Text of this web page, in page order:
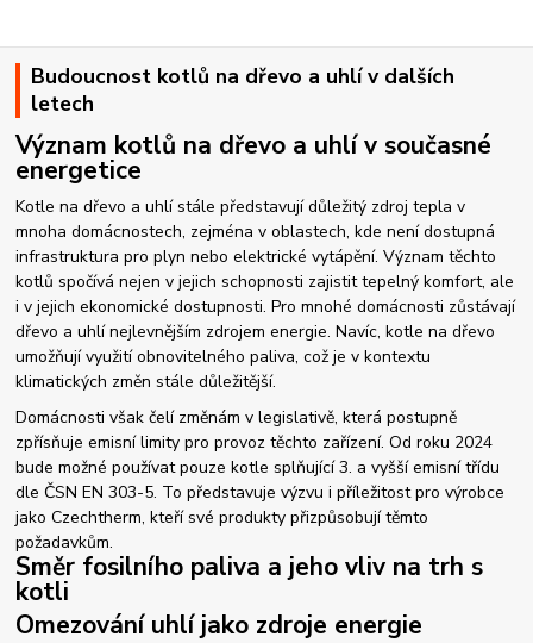
Budoucnost kotlů na dřevo a uhlí v dalších
letech
Význam kotlů na dřevo a uhlí v současné
energetice
Kotle na dřevo a uhlí stále představují důležitý zdroj tepla v
mnoha domácnostech, zejména v oblastech, kde není dostupná
infrastruktura pro plyn nebo elektrické vytápění. Význam těchto
kotlů spočívá nejen v jejich schopnosti zajistit tepelný komfort, ale
i v jejich ekonomické dostupnosti. Pro mnohé domácnosti zůstávají
dřevo a uhlí nejlevnějším zdrojem energie. Navíc, kotle na dřevo
umožňují využití obnovitelného paliva, což je v kontextu
klimatických změn stále důležitější.
Domácnosti však čelí změnám v legislativě, která postupně
zpřísňuje emisní limity pro provoz těchto zařízení. Od roku 2024
bude možné používat pouze kotle splňující 3. a vyšší emisní třídu
dle ČSN EN 303-5. To představuje výzvu i příležitost pro výrobce
jako Czechtherm, kteří své produkty přizpůsobují těmto
požadavkům.
Směr fosilního paliva a jeho vliv na trh s
kotli
Omezování uhlí jako zdroje energie